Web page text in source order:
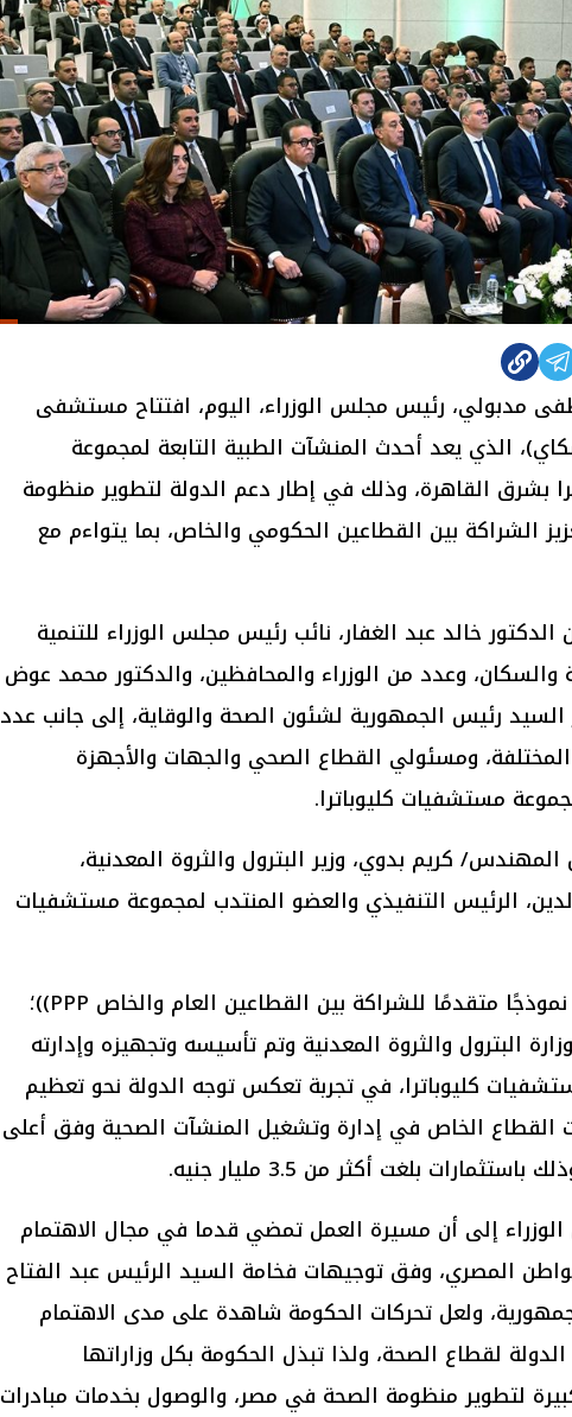
مدبولي، رئيس مجلس الوزراء، اليوم، افتتاح مستشفى
الذي يعد أحدث المنشآت الطبية التابعة لمجموعة
بشرق القاهرة، وذلك في إطار دعم الدولة لتطوير منظومة
الشراكة بين القطاعين الحكومي والخاص، بما يتواءم مع
خالد عبد الغفار، نائب رئيس مجلس الوزراء للتنمية
والسكان، وعدد من الوزراء والمحافظين، والدكتور محمد عوض
رئيس الجمهورية لشئون الصحة والوقاية، إلى جانب عدد
ومسئولي القطاع الصحي والجهات والأجهزة
مستشفيات كليوباترا.
كريم بدوي، وزير البترول والثروة المعدنية،
الرئيس التنفيذي والعضو المنتدب لمجموعة مستشفيات
ويمثل المستشفى نموذجًا متقدمًا للشراكة بين القطاعين العام والخاص PPP))؛
البترول والثروة المعدنية وتم تأسيسه وتجهيزه وإدارته
كليوباترا، في تجربة تعكس توجه الدولة نحو تعظيم
القطاع الخاص في إدارة وتشغيل المنشآت الصحية وفق أعلى
بلغت أكثر من 3.5 مليار جنيه.
إلى أن مسيرة العمل تمضي قدما في مجال الاهتمام
المصري، وفق توجيهات فخامة السيد الرئيس عبد الفتاح
ولعل تحركات الحكومة شاهدة على مدى الاهتمام
لقطاع الصحة، ولذا تبذل الحكومة بكل وزاراتها
لتطوير منظومة الصحة في مصر، والوصول بخدمات مبادرات